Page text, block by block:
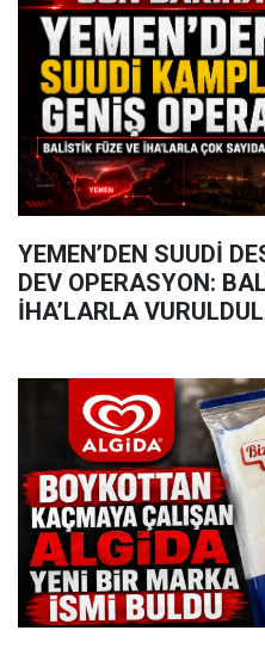
YEMEN’DEN SUUDİ
DEV OPERASYON:
İHA’LARLA